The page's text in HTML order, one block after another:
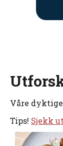
Våre
Tips! Sjekk